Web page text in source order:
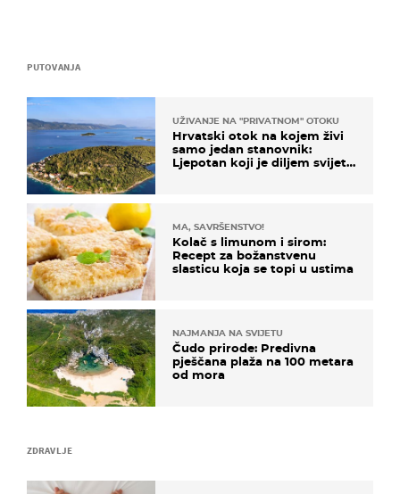
ZDRAVLJE
PUTOVANJA
UŽIVANJE NA "PRIVATNOM" OTOKU
Hrvatski otok na kojem živi
samo jedan stanovnik:
Ljepotan koji je diljem svijeta
MA, SAVRŠENSTVO!
Kolač s limunom i sirom:
Recept za božanstvenu
slasticu koja se topi u ustima
NAJMANJA NA SVIJETU
Čudo prirode: Predivna
pješčana plaža na 100 metara
od mora